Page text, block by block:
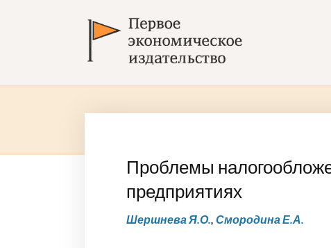
Проблемы
предприятиях
Шершнева Я.О., Смородина Е.А.